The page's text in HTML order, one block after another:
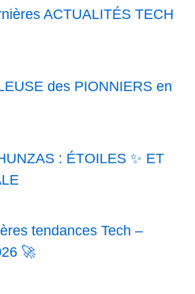
ACTUALITÉS TECH
des PIONNIERS en
: ÉTOILES ✨ ET
tendances Tech –
🚀